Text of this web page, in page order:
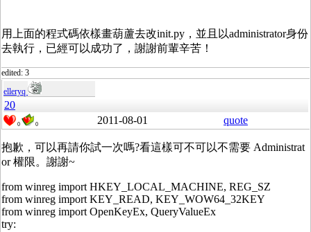
用上面的程式碼依樣畫葫蘆去改init.py，並且以administrator身份
去執行，已經可以成功了，謝謝前輩辛苦！
edited: 3
elleryq
20
0 0 2011-08-01 quote
抱歉，可以再請你試一次嗎?看這樣可不可以不需要 Administrat
or 權限。謝謝~
from winreg import HKEY_LOCAL_MACHINE, REG_SZ
from winreg import KEY_READ, KEY_WOW64_32KEY
from winreg import OpenKeyEx, QueryValueEx
try: